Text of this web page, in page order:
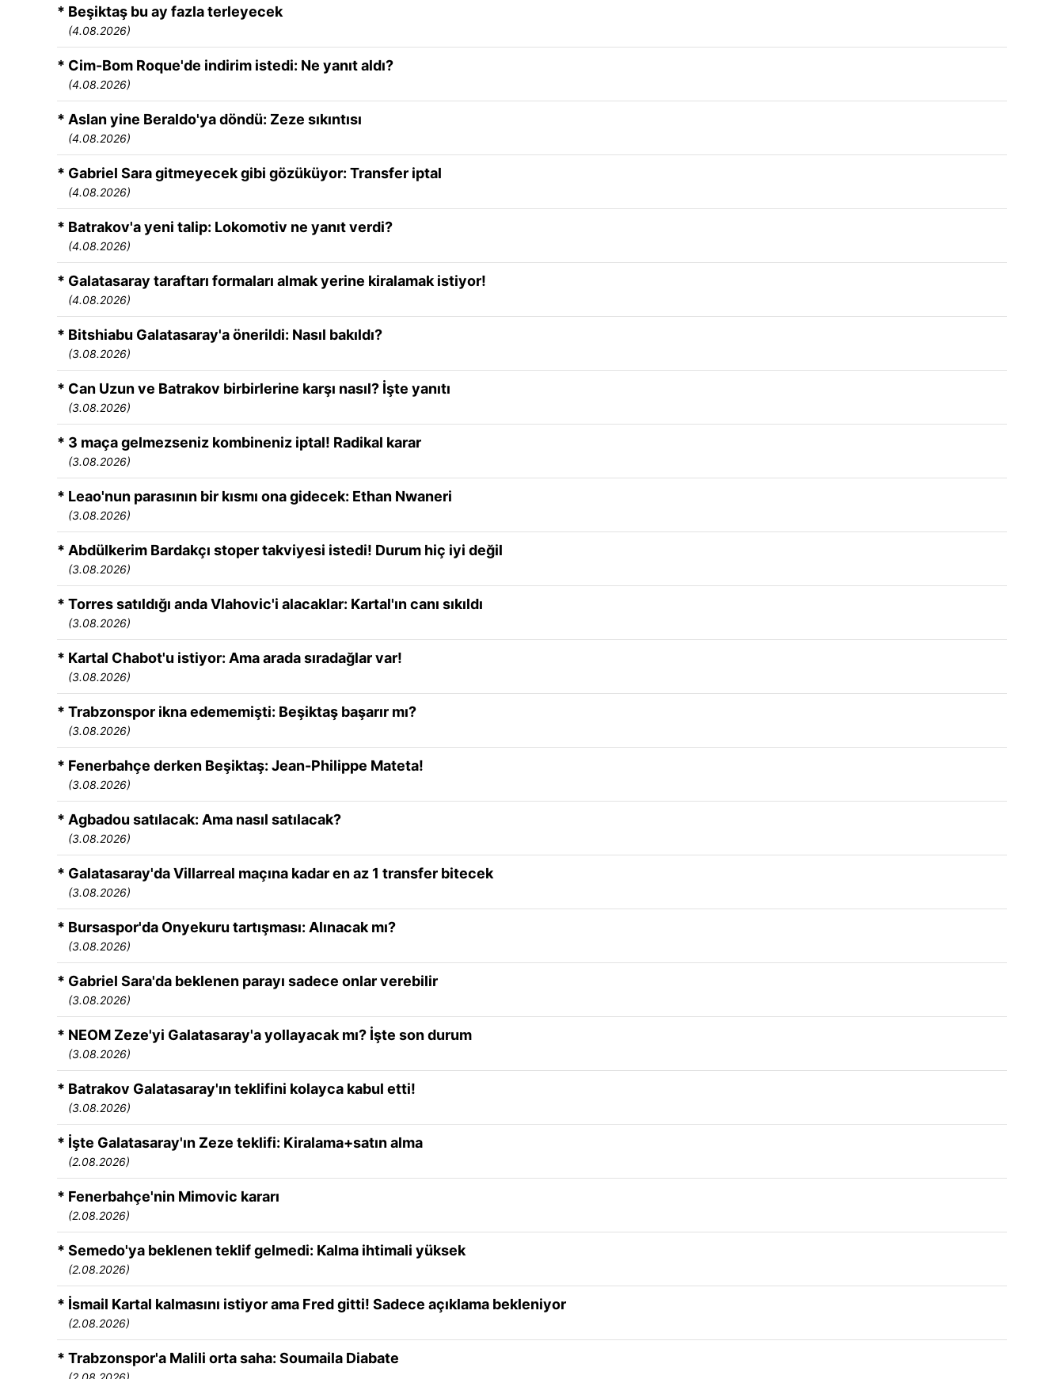
* Beşiktaş bu ay fazla terleyecek
(4.08.2026)
* Cim-Bom Roque'de indirim istedi: Ne yanıt aldı?
(4.08.2026)
* Aslan yine Beraldo'ya döndü: Zeze sıkıntısı
(4.08.2026)
* Gabriel Sara gitmeyecek gibi gözüküyor: Transfer iptal
(4.08.2026)
* Batrakov'a yeni talip: Lokomotiv ne yanıt verdi?
(4.08.2026)
* Galatasaray taraftarı formaları almak yerine kiralamak istiyor!
(4.08.2026)
* Bitshiabu Galatasaray'a önerildi: Nasıl bakıldı?
(3.08.2026)
* Can Uzun ve Batrakov birbirlerine karşı nasıl? İşte yanıtı
(3.08.2026)
* 3 maça gelmezseniz kombineniz iptal! Radikal karar
(3.08.2026)
* Leao'nun parasının bir kısmı ona gidecek: Ethan Nwaneri
(3.08.2026)
* Abdülkerim Bardakçı stoper takviyesi istedi! Durum hiç iyi değil
(3.08.2026)
* Torres satıldığı anda Vlahovic'i alacaklar: Kartal'ın canı sıkıldı
(3.08.2026)
* Kartal Chabot'u istiyor: Ama arada sıradağlar var!
(3.08.2026)
* Trabzonspor ikna edememişti: Beşiktaş başarır mı?
(3.08.2026)
* Fenerbahçe derken Beşiktaş: Jean-Philippe Mateta!
(3.08.2026)
* Agbadou satılacak: Ama nasıl satılacak?
(3.08.2026)
* Galatasaray'da Villarreal maçına kadar en az 1 transfer bitecek
(3.08.2026)
* Bursaspor'da Onyekuru tartışması: Alınacak mı?
(3.08.2026)
* Gabriel Sara'da beklenen parayı sadece onlar verebilir
(3.08.2026)
* NEOM Zeze'yi Galatasaray'a yollayacak mı? İşte son durum
(3.08.2026)
* Batrakov Galatasaray'ın teklifini kolayca kabul etti!
(3.08.2026)
* İşte Galatasaray'ın Zeze teklifi: Kiralama+satın alma
(2.08.2026)
* Fenerbahçe'nin Mimovic kararı
(2.08.2026)
* Semedo'ya beklenen teklif gelmedi: Kalma ihtimali yüksek
(2.08.2026)
* İsmail Kartal kalmasını istiyor ama Fred gitti! Sadece açıklama bekleniyor
(2.08.2026)
* Trabzonspor'a Malili orta saha: Soumaila Diabate